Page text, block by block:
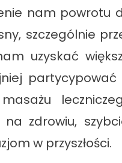
nam powrotu
szczególnie
uzyskać
partycypować
zdrowiu,
w przyszłości.